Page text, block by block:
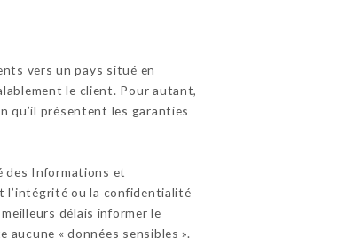
vers un pays situé en
le client. Pour autant,
qu’il présentent les garanties
des Informations et
l’intégrité ou la confidentialité
délais informer le
aucune « données sensibles ».